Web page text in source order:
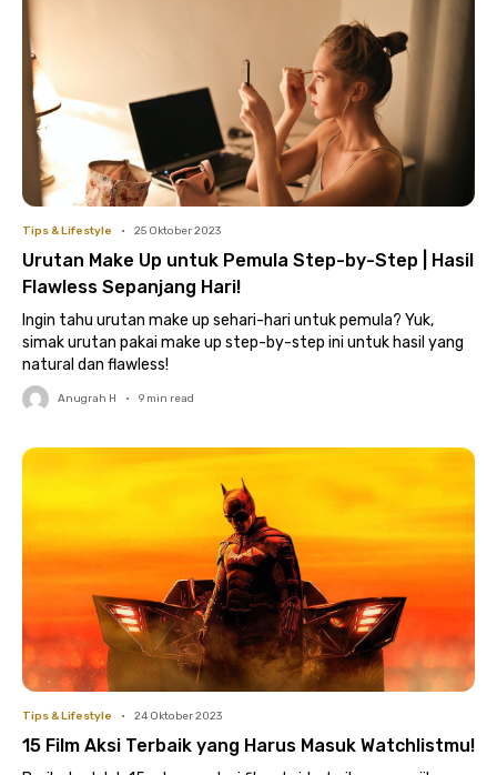
Tips & Lifestyle • 25 Oktober 2023
Urutan Make Up untuk Pemula Step-by-Step | Hasil
Flawless Sepanjang Hari!
Ingin tahu urutan make up sehari-hari untuk pemula? Yuk,
simak urutan pakai make up step-by-step ini untuk hasil yang
natural dan flawless!
Anugrah H • 9 min read
Tips & Lifestyle • 24 Oktober 2023
15 Film Aksi Terbaik yang Harus Masuk Watchlistmu!